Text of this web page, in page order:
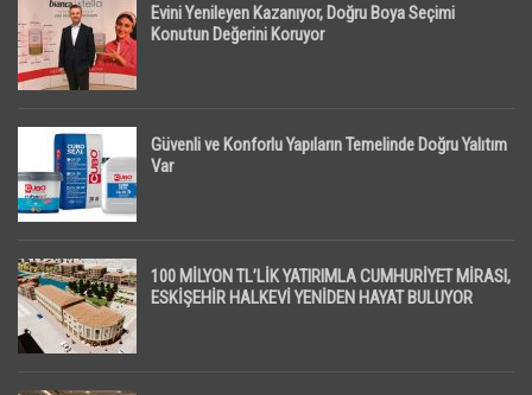
Evini Yenileyen Kazanıyor, Doğru Boya Seçimi
Konutun Değerini Koruyor
Güvenli ve Konforlu Yapıların Temelinde Doğru Yalıtım
Var
100 MİLYON TL’LİK YATIRIMLA CUMHURİYET MİRASI,
ESKİŞEHİR HALKEVİ YENİDEN HAYAT BULUYOR